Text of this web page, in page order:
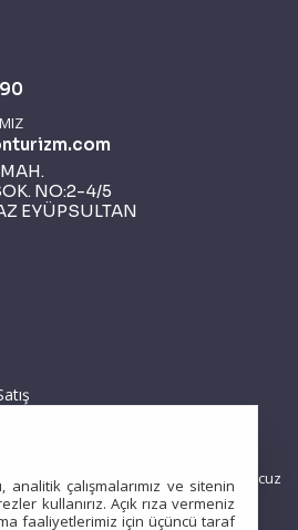
analitik çalışmalarımız ve sitenin
kullanırız. Açık rıza vermeniz
faaliyetlerimiz için üçüncü taraf
NO:2-4/5
EYÜPSULTAN
geçerli kartlar ile tek ödemede, en ucuz
kontenjan olması durumunda
geçerlidir.